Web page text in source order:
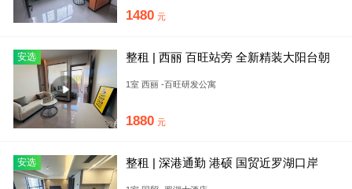
1480 元
安选
整租 | 西丽 百旺站旁 全新精装大阳台朝
1室 西丽 -百旺研发公寓
1880 元
安选
整租 | 深港通勤 港硕 国贸近罗湖口岸